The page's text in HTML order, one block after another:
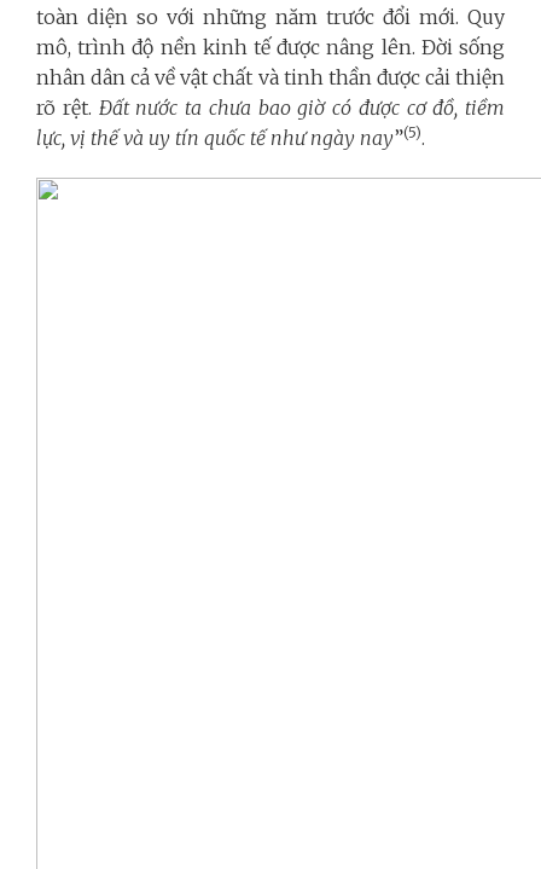
toàn diện so với những năm trước đổi mới. Quy
mô, trình độ nền kinh tế được nâng lên. Đời sống
nhân dân cả về vật chất và tinh thần được cải thiện
rõ rệt. Đất nước ta chưa bao giờ có được cơ đồ, tiềm
lực, vị thế và uy tín quốc tế như ngày nay”(5).